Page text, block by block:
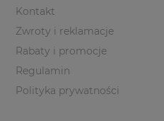
Kontakt
Zwroty i reklamacje
Rabaty i promocje
Regulamin
Polityka prywatności